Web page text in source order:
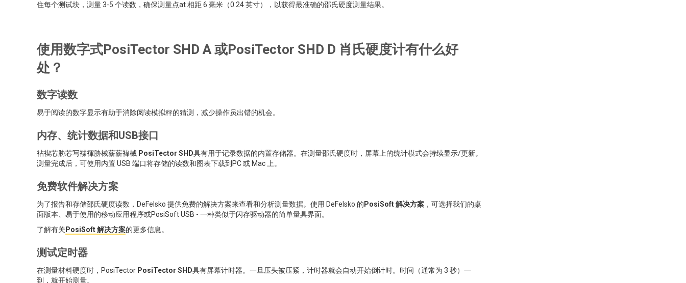
住每个测试块，测量 3-5 个读数，确保测量点at 相距 6 毫米（0.24 英寸），以获得最准确的邵氏硬度测量结果。
使用数字式PosiTector SHD A 或PosiTector SHD D 肖氏硬度计有什么好
处？
数字读数
易于阅读的数字显示有助于消除阅读模拟秤的猜测，减少操作员出错的机会。
内存、统计数据和USB接口
袩褉芯胁芯写褋褌胁械薪薪褘械 PosiTector SHD具有用于记录数据的内置存储器。在测量邵氏硬度时，屏幕上的统计模式会持续显示/更新。
测量完成后，可使用内置 USB 端口将存储的读数和图表下载到PC 或 Mac 上。
免费软件解决方案
为了报告和存储邵氏硬度读数，DeFelsko 提供免费的解决方案来查看和分析测量数据。使用 DeFelsko 的 PosiSoft 解决方案 ，可选择我们的桌
面版本、易于使用的移动应用程序或PosiSoft USB - 一种类似于闪存驱动器的简单量具界面。
了解有关PosiSoft 解决方案的更多信息。
测试定时器
在测量材料硬度时，PosiTector PosiTector SHD具有屏幕计时器。一旦压头被压紧，计时器就会自动开始倒计时。时间（通常为 3 秒）一
到，就开始测量。